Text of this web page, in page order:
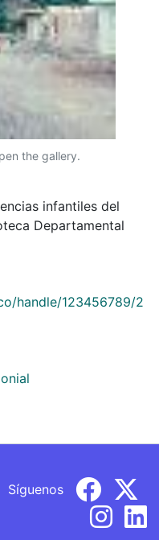
the gallery.
infantiles del
Departamental
handle/123456789/2
Síguenos